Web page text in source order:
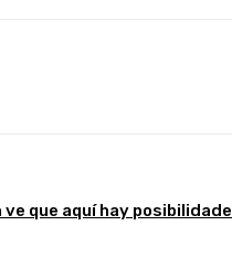
ve que aquí hay